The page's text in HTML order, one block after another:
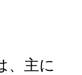
、主に